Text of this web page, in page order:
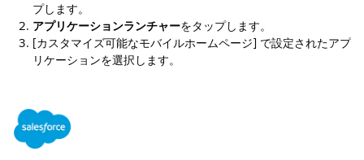
プします。
アプリケーションランチャーをタップします。
[カスタマイズ可能なモバイルホームページ] で設定されたアプ
リケーションを選択します。